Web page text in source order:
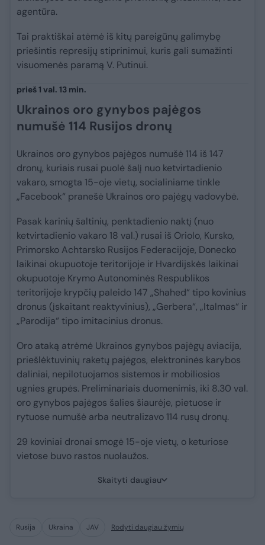
agentūra.
Tai praktiškai atėmė iš kitų pareigūnų galimybę
priešintis represijų stiprinimui, kuris gali sumažinti
visuomenės paramą V. Putinui.
prieš 1 val. 13 min.
Ukrainos oro gynybos pajėgos
numušė 114 Rusijos dronų
Ukrainos oro gynybos pajėgos numušė 114 iš 147
dronų, kuriais rusai puolė šalį nuo ketvirtadienio
vakaro, smogta 15-oje vietų, socialiniame tinkle
„Facebook“ pranešė Ukrainos oro pajėgų vadovybė.
Pasak karinių šaltinių, penktadienio naktį (nuo
ketvirtadienio vakaro 18 val.) rusai iš Oriolo, Kursko,
Primorsko Achtarsko Rusijos Federacijoje, Donecko
laikinai okupuotoje teritorijoje ir Hvardijskės laikinai
okupuotoje Krymo Autonominės Respublikos
teritorijoje krypčių paleido 147 „Shahed“ tipo kovinius
dronus (įskaitant reaktyvinius), „Gerbera“, „Italmas“ ir
„Parodija“ tipo imitacinius dronus.
Oro ataką atrėmė Ukrainos gynybos pajėgų aviacija,
priešlėktuvinių raketų pajėgos, elektroninės karybos
daliniai, nepilotuojamos sistemos ir mobiliosios
ugnies grupės. Preliminariais duomenimis, iki 8.30 val.
oro gynybos pajėgos šalies šiaurėje, pietuose ir
rytuose numušė arba neutralizavo 114 rusų dronų.
29 koviniai dronai smogė 15-oje vietų, o keturiose
vietose buvo rastos nuolaužos.
Skaityti daugiau
Rusija Ukraina JAV Rodyti daugiau žymių